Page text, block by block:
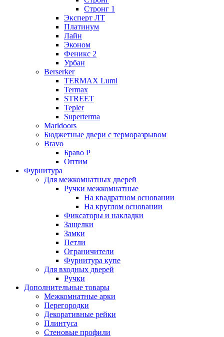
Стронг 1
Эксперт ЛТ
Платинум
Лайн
Эконом
Феникс 2
Урбан
Berserker
TERMAX Lumi
Termax
STREET
Tepler
Superterma
Maridoors
Бюджетные двери с терморазрывом
Bravo
Браво Р
Оптим
Фурнитура
Для межкомнатных дверей
Ручки межкомнатные
На квадратном основании
На круглом основании
Фиксаторы и накладки
Защелки
Замки
Петли
Ограничители
Фурнитура купе
Для входных дверей
Ручки
Дополнительные товары
Межкомнатные арки
Перегородки
Декоративные рейки
Плинтуса
Стеновые профили